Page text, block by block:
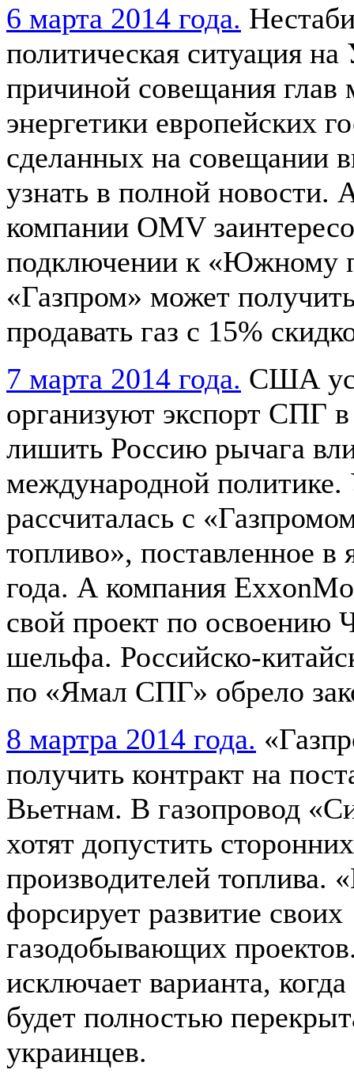
6 марта 2014 года.
политическая ситуация на
причиной совещания глав
энергетики европейских
сделанных на совещании
узнать в полной новости.
компании OMV
подключении к «Южному
«Газпром» может
продавать газ с 15%
7 марта 2014 года. США
организуют экспорт СПГ
лишить Россию рычага
международной политике.
рассчиталась с
топливо», поставленное в
года. А компания
свой проект по освоению
шельфа. Российско-
по «Ямал СПГ» обрело
8 мартра 2014 года.
получить контракт на
Вьетнам. В газопровод
хотят допустить сторонних
производителей топлива.
форсирует развитие своих
газодобывающих
исключает варианта, когда
будет полностью
украинцев.